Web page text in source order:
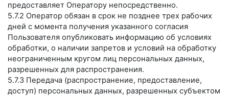
предоставляет Оператору непосредственно.
5.7.2 Оператор обязан в срок не позднее трех рабочих
дней с момента получения указанного согласия
Пользователя опубликовать информацию об условиях
обработки, о наличии запретов и условий на обработку
неограниченным кругом лиц персональных данных,
разрешенных для распространения.
5.7.3 Передача (распространение, предоставление,
доступ) персональных данных, разрешенных субъектом